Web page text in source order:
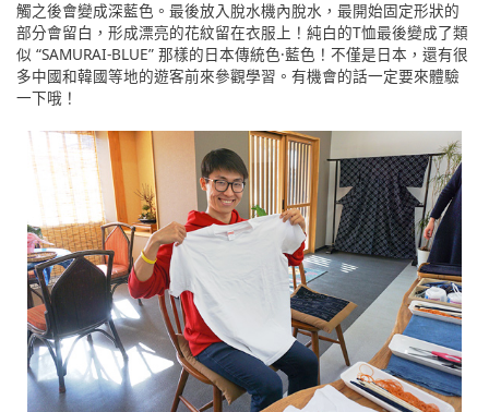
觸之後會變成深藍色。最後放入脫水機內脫水，最開始固定形狀的
部分會留白，形成漂亮的花紋留在衣服上！純白的T恤最後變成了類
似 “SAMURAI-BLUE” 那樣的日本傳統色·藍色！不僅是日本，還有很
多中國和韓國等地的遊客前來參觀學習。有機會的話一定要來體驗
一下哦！